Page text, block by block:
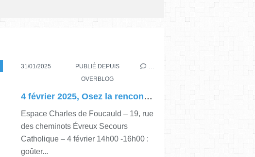
SOIRÉE D'AMITIÉ
31/01/2025
PUBLIÉ DEPUIS
OVERBLOG
…
4 février 2025, Osez la rencontre de l’autre !, 27000 EVREUX
Espace Charles de Foucauld – 19, rue
des cheminots Évreux Secours
Catholique – 4 février 14h00 -16h00 :
goûter...